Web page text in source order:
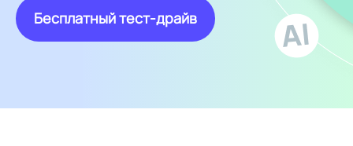
Бесплатный тест-драйв